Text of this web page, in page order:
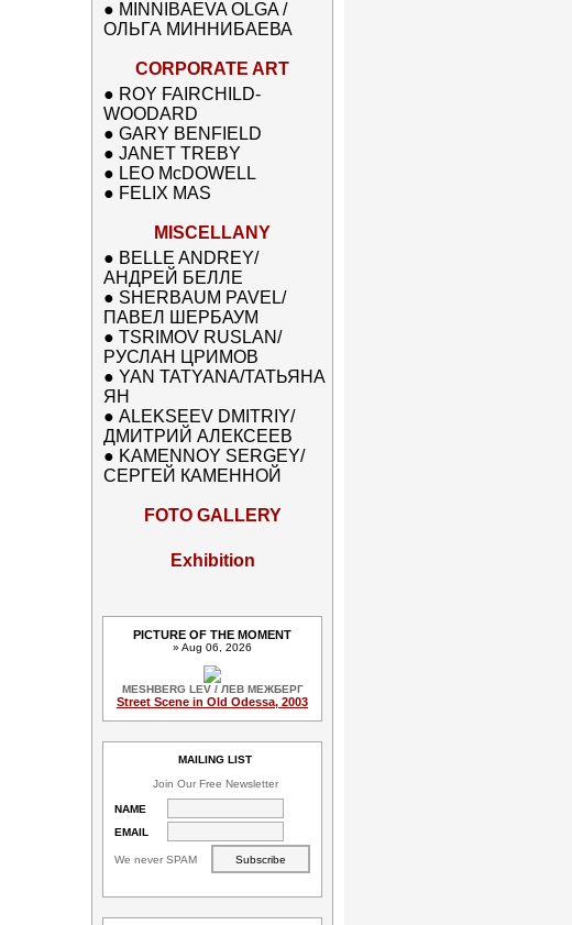
● MINNIBAEVA OLGA /
ОЛЬГА МИННИБАЕВА
CORPORATE ART
● ROY FAIRCHILD-
WOODARD
● GARY BENFIELD
● JANET TREBY
● LEO McDOWELL
● FELIX MAS
MISCELLANY
● BELLE ANDREY/
АНДРЕЙ БЕЛЛЕ
● SHERBAUM PAVEL/
ПАВЕЛ ШЕРБАУМ
● TSRIMOV RUSLAN/
РУСЛАН ЦРИМОВ
● YAN TATYANA/ТАТЬЯНА
ЯН
● ALEKSEEV DMITRIY/
ДМИТРИЙ АЛЕКСЕЕВ
● KAMENNOY SERGEY/
СЕРГЕЙ КАМЕННОЙ
FOTO GALLERY
Exhibition
PICTURE OF THE MOMENT
» Aug 06, 2026
MESHBERG LEV / ЛЕВ МЕЖБЕРГ
Street Scene in Old Odessa, 2003
MAILING LIST
Join Our Free Newsletter
NAME
EMAIL
We never SPAM